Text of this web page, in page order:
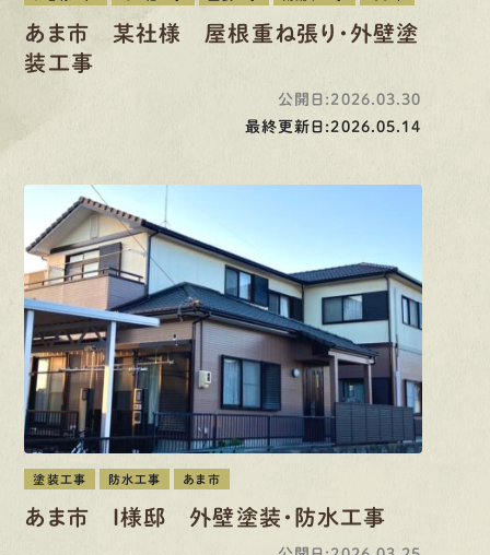
あま市 某社様 屋根重ね張り・外壁塗
装工事
公開日:2026.03.30
最終更新日:2026.05.14
塗装工事 防水工事 あま市
あま市 I様邸 外壁塗装・防水工事